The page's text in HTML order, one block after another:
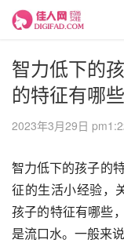
智力低下的
的特征有哪些
2023年3月29日
智力低下的孩子的
征的生活小经验，
孩子的特征有哪些
是流口水。一般来说